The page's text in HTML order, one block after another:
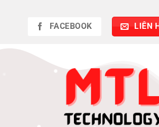
FACEBOOK LIÊN